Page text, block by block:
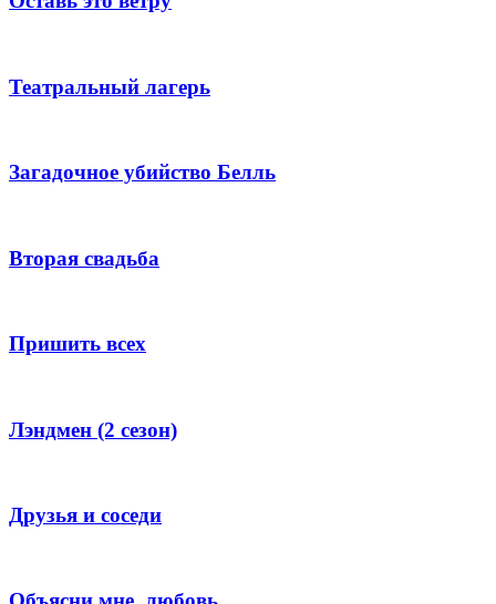
Театральный лагерь
Загадочное убийство Белль
Вторая свадьба
Пришить всех
Лэндмен (2 сезон)
Друзья и соседи